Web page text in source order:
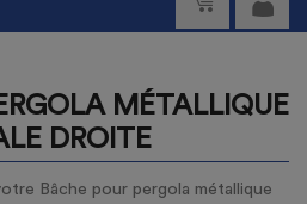
MÉTALLIQUE
DROITE
Bâche pour pergola métallique